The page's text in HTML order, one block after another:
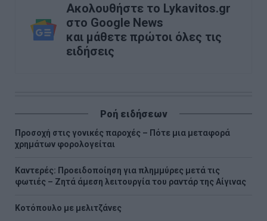
Ακολουθήστε το Lykavitos.gr
στο Google News
και μάθετε πρώτοι όλες τις
ειδήσεις
Ροή ειδήσεων
Προσοχή στις γονικές παροχές – Πότε μια μεταφορά
χρημάτων φορολογείται
Καντερές: Προειδοποίηση για πλημμύρες μετά τις
φωτιές – Ζητά άμεση λειτουργία του ραντάρ της Αίγινας
Κοτόπουλο με μελιτζάνες